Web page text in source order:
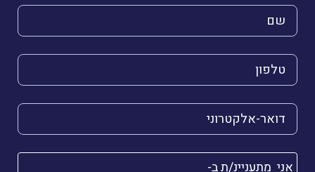
השם שלך (חובה)
הטלפון שלך (חובה)
הדואר האלקטרוני שלך (חובה)
אני מתעניינ/ת ב-